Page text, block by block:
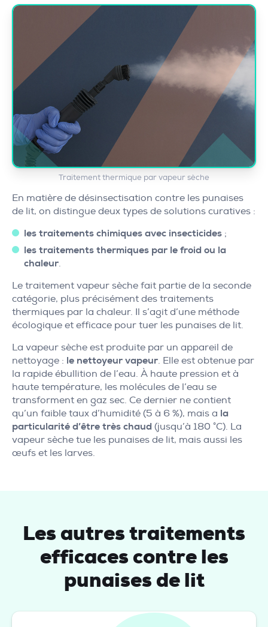
Traitement thermique par vapeur sèche
En matière de désinsectisation contre les punaises
de lit, on distingue deux types de solutions curatives :
les traitements chimiques avec insecticides ;
les traitements thermiques par le froid ou la
chaleur.
Le traitement vapeur sèche fait partie de la seconde
catégorie, plus précisément des traitements
thermiques par la chaleur. Il s’agit d’une méthode
écologique et efficace pour tuer les punaises de lit.
La vapeur sèche est produite par un appareil de
nettoyage : le nettoyeur vapeur. Elle est obtenue par
la rapide ébullition de l’eau. À haute pression et à
haute température, les molécules de l’eau se
transforment en gaz sec. Ce dernier ne contient
qu’un faible taux d’humidité (5 à 6 %), mais a la
particularité d’être très chaud (jusqu’à 180 °C). La
vapeur sèche tue les punaises de lit, mais aussi les
œufs et les larves.
Les autres traitements
efficaces contre les
punaises de lit